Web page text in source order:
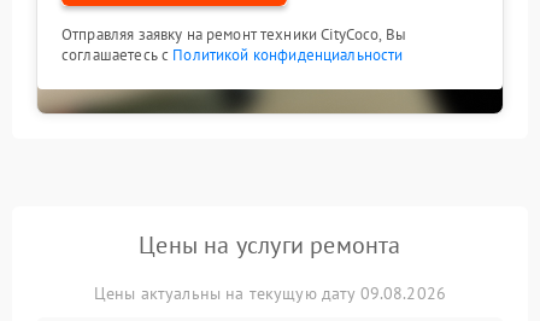
Отправляя заявку на ремонт техники CityCoco, Вы
соглашаетесь с Политикой конфиденциальности
Цены на услуги ремонта
Цены актуальны на текущую дату 09.08.2026